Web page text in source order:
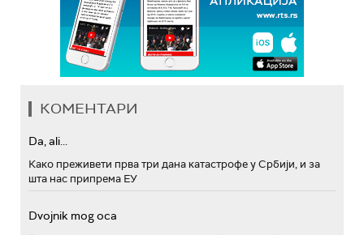
КОМЕНТАРИ
Da, ali...
Како преживети прва три дана катастрофе у Србији, и за
шта нас припрема ЕУ
Dvojnik mog oca